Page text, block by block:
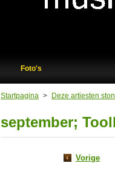
Foto's
Startpagina > Deze artiesten
september;
Vorige